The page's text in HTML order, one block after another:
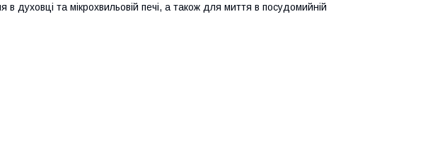
духовці та мікрохвильовій печі, а також для миття в посудомийній